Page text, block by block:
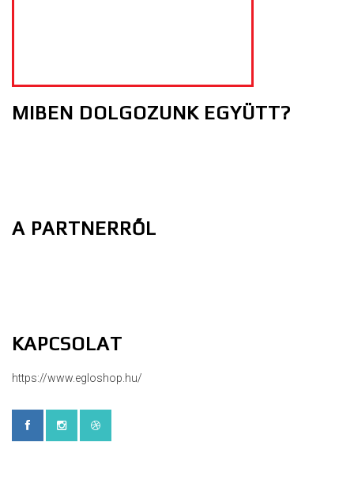
MIBEN DOLGOZUNK EGYÜTT?
A PARTNERRŐL
KAPCSOLAT
https://www.egloshop.hu/